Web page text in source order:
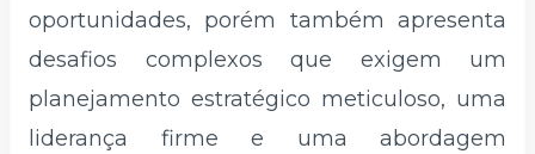
oportunidades, porém também apresenta
desafios complexos que exigem um
planejamento estratégico meticuloso, uma
liderança firme e uma abordagem